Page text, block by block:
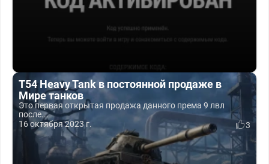
T54 Heavy Tank в постоянной продаже в
Мире танков
Это первая открытая продажа данного према 9 лвл
после...
16 октября 2023 г.
3